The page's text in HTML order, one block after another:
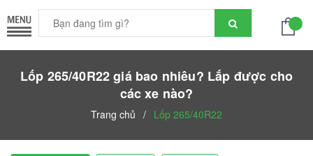
Lốp 265/40R22 giá bao nhiêu? Lắp được cho
các xe nào?
Trang chủ / Lốp 265/40R22